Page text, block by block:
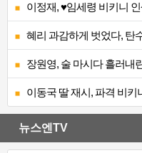
이정재, ♥임세령 비키니
혜리 과감하게 벗었다, 탄
장원영, 술 마시다 흘러내
이동국 딸 재시, 파격 비
뉴스엔TV